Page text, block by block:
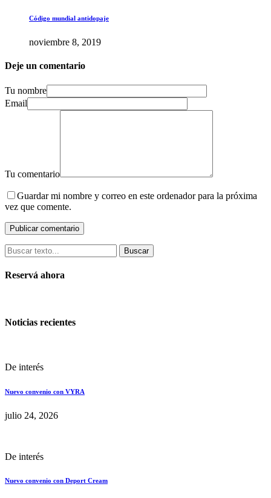
Código mundial antidopaje
noviembre 8, 2019
Deje un comentario
Tu nombre
Email
Tu comentario
Guardar mi nombre y correo en este ordenador para la próxima
vez que comente.
Buscar
Reservá ahora
Noticias recientes
De interés
Nuevo convenio con VYRA
julio 24, 2026
De interés
Nuevo convenio con Deport Cream